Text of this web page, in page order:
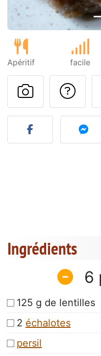
Apéritif facile
Publier
Ingrédients
6
125 g de lentilles
2 échalotes
persil